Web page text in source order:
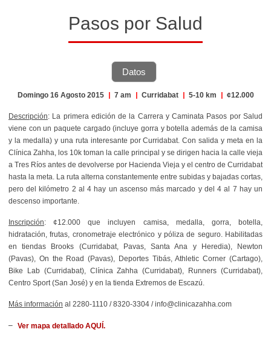
Pasos por Salud
Datos
Domingo 16 Agosto 2015 | 7 am | Curridabat | 5-10 km | ¢12.000
Descripción: La primera edición de la Carrera y Caminata Pasos por Salud
viene con un paquete cargado (incluye gorra y botella además de la camisa
y la medalla) y una ruta interesante por Curridabat. Con salida y meta en la
Clínica Zahha, los 10k toman la calle principal y se dirigen hacia la calle vieja
a Tres Ríos antes de devolverse por Hacienda Vieja y el centro de Curridabat
hasta la meta. La ruta alterna constantemente entre subidas y bajadas cortas,
pero del kilómetro 2 al 4 hay un ascenso más marcado y del 4 al 7 hay un
descenso importante.
Inscripción: ¢12.000 que incluyen camisa, medalla, gorra, botella,
hidratación, frutas, cronometraje electrónico y póliza de seguro. Habilitadas
en tiendas Brooks (Curridabat, Pavas, Santa Ana y Heredia), Newton
(Pavas), On the Road (Pavas), Deportes Tibás, Athletic Corner (Cartago),
Bike Lab (Curridabat), Clínica Zahha (Curridabat), Runners (Curridabat),
Centro Sport (San José) y en la tienda Extremos de Escazú.
Más información al 2280-1110 / 8320-3304 / info@clinicazahha.com
Ver mapa detallado AQUÍ.